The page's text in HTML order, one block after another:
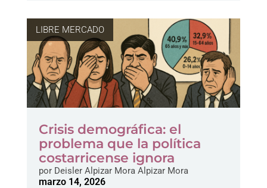
LIBRE MERCADO
Crisis demográfica: el
problema que la política
costarricense ignora
porDeisler Alpizar Mora Alpizar Mora
marzo 14, 2026